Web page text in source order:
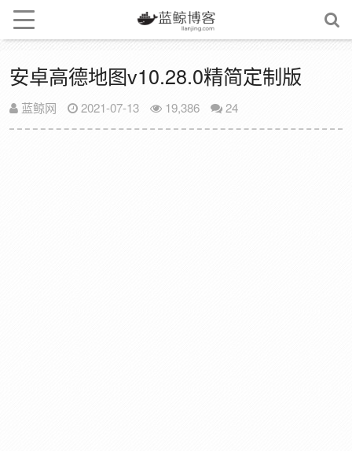
安卓高德地图v10.28.0精简定制版
蓝鲸网 2021-07-13 19,386 24